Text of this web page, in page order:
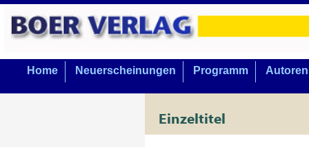
Home Neuerscheinungen Programm Autoren
Einzeltitel